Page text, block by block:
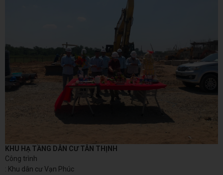
KHU HẠ TẦNG DÂN CƯ TÂN THỊNH
Công trình
: Khu dân cư Vạn Phúc